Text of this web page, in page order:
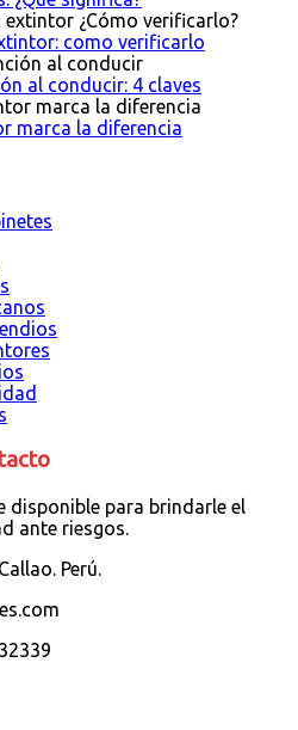
como verificarlo
al conducir: 4 claves
marca la diferencia
disponible para brindarle el
ante riesgos.
Perú.